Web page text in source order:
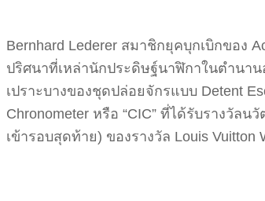
Bernhard Lederer สมาชิกยุคบุกเบิกของ
ปริศนาที่เหล่านักประดิษฐ์นาฬิกาในตำนาน
เปราะบางของชุดปล่อยจักรแบบ Detent
Chronometer หรือ “CIC” ที่ได้รับรางวัล
เข้ารอบสุดท้าย) ของรางวัล Louis